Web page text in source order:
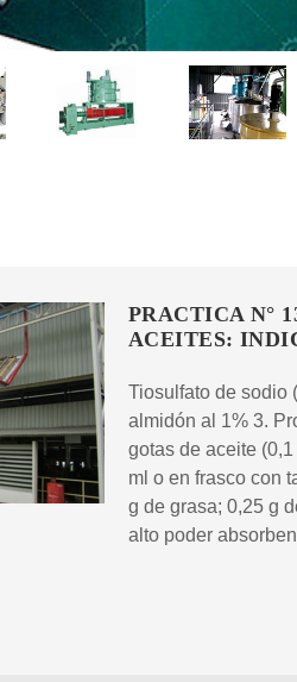
PRACTICA N°
ACEITES:
Tiosulfato de sodio
almidón al 1% 3.
gotas de aceite
ml o en frasco con
g de grasa; 0,25 g
alto poder